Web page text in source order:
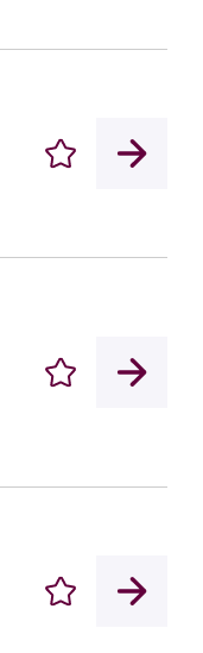
Enregistrer
Enregistrer
Enregistrer